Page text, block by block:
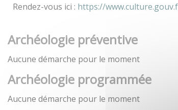
Rendez-vous ici : https://
Archéologie préventive
Aucune démarche pour le moment
Archéologie programmée
Aucune démarche pour le moment